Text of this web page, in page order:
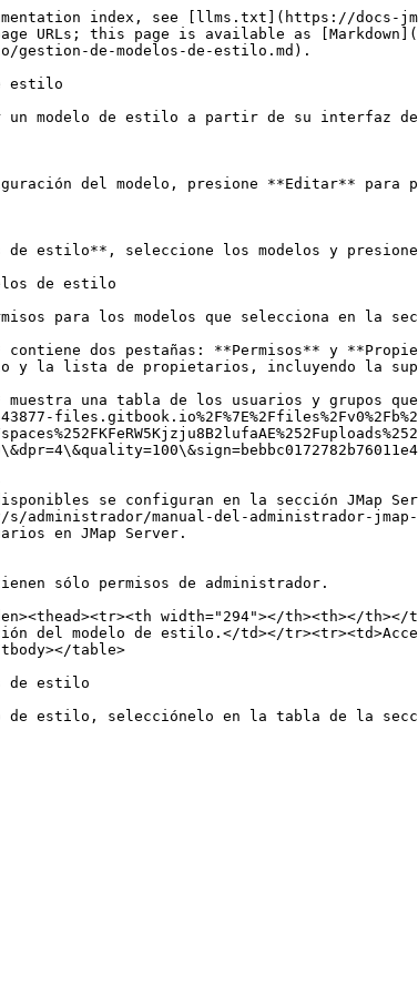
index, see [llms.txt](https://docs-
URLs; this page is available as
gestion-de-modelos-de-estilo.md).
estilo
un modelo de estilo a partir de su interfaz
del modelo, presione **Editar** para
de estilo**, seleccione los modelos y
de estilo
para los modelos que selecciona en la
contiene dos pestañas: **Permisos** y
y la lista de propietarios, incluyendo la
muestra una tabla de los usuarios y grupos
se configuran en la sección JMap
s/administrador/manual-del-administrador-
en JMap Server.
sólo permisos de administrador.
width="294"></th><th></
del modelo de estilo.</td></
table>
de estilo